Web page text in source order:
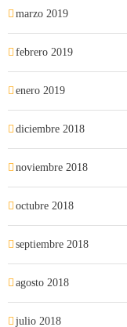
marzo 2019
febrero 2019
enero 2019
diciembre 2018
noviembre 2018
octubre 2018
septiembre 2018
agosto 2018
julio 2018